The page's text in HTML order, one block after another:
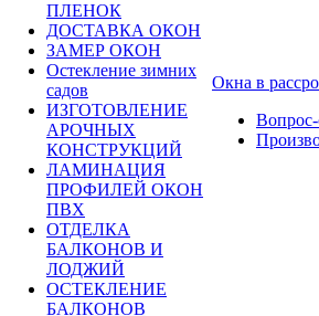
ПЛЕНОК
ДОСТАВКА ОКОН
ЗАМЕР ОКОН
Остекление зимних
садов
ИЗГОТОВЛЕНИЕ
АРОЧНЫХ
КОНСТРУКЦИЙ
ЛАМИНАЦИЯ
ПРОФИЛЕЙ ОКОН
ПВХ
ОТДЕЛКА
БАЛКОНОВ И
ЛОДЖИЙ
ОСТЕКЛЕНИЕ
БАЛКОНОВ
Окна в
Вопрос-